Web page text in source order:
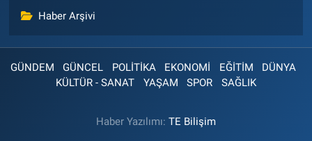
Haber Arşivi
GÜNDEM GÜNCEL POLİTİKA EKONOMİ EĞİTİM
DÜNYA
KÜLTÜR - SANAT
YAŞAM SPOR SAĞLIK
Haber Yazılımı: TE Bilişim